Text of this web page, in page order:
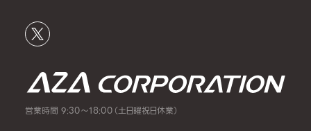
営業時間 9:30～18:00（土日曜祝日休業）